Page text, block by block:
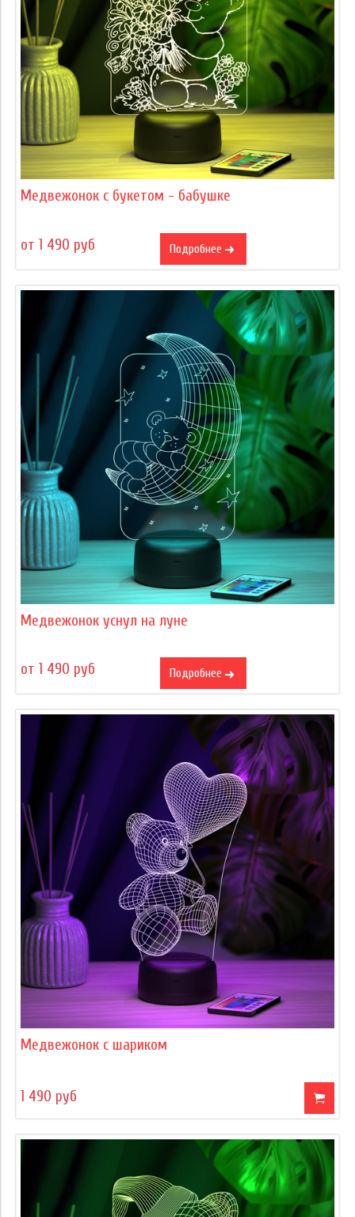
Медвежонок с букетом - бабушке
от 1 490 руб Подробнее
Медвежонок уснул на луне
от 1 490 руб Подробнее
Медвежонок с шариком
1 490 руб